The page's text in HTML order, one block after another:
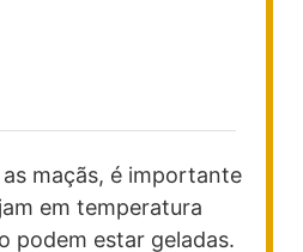
as maçãs, é importante
em temperatura
podem estar geladas.